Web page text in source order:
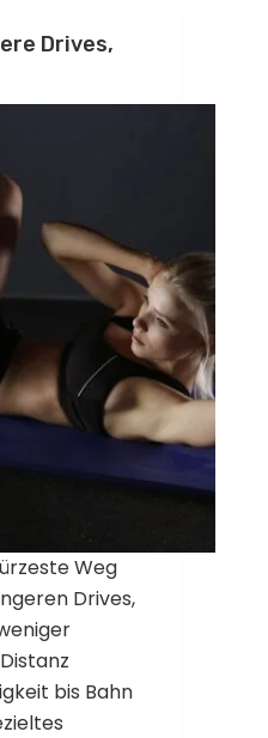
Drives,
Weg
Drives,
bis Bahn